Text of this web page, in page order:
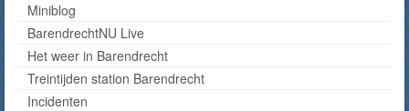
Miniblog
BarendrechtNU Live
Het weer in Barendrecht
Treintijden station Barendrecht
Incidenten